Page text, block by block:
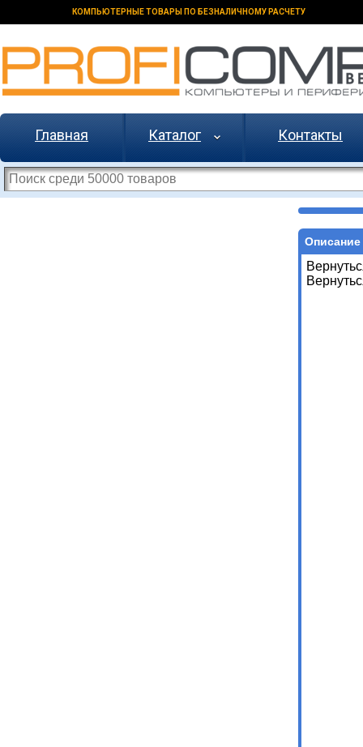
КОМПЬЮТЕРНЫЕ ТОВАРЫ ПО БЕЗНАЛИЧНОМУ РАСЧЕТУ
Главная Каталог Контакты
Описание